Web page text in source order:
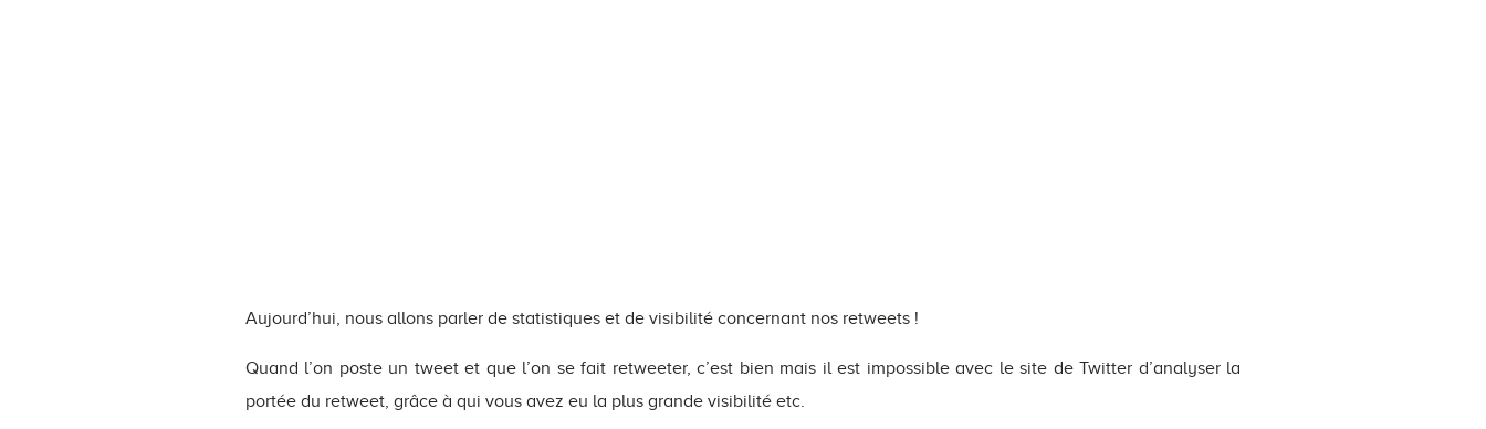
Aujourd’hui, nous allons parler de statistiques et de visibilité concernant nos retweets !
Quand l’on poste un tweet et que l’on se fait retweeter, c’est bien mais il est impossible avec le site de Twitter d’analyser la
portée du retweet, grâce à qui vous avez eu la plus grande visibilité etc.